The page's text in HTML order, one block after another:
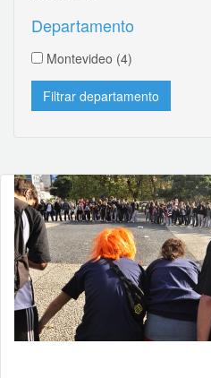
Departamento
Montevideo (4)